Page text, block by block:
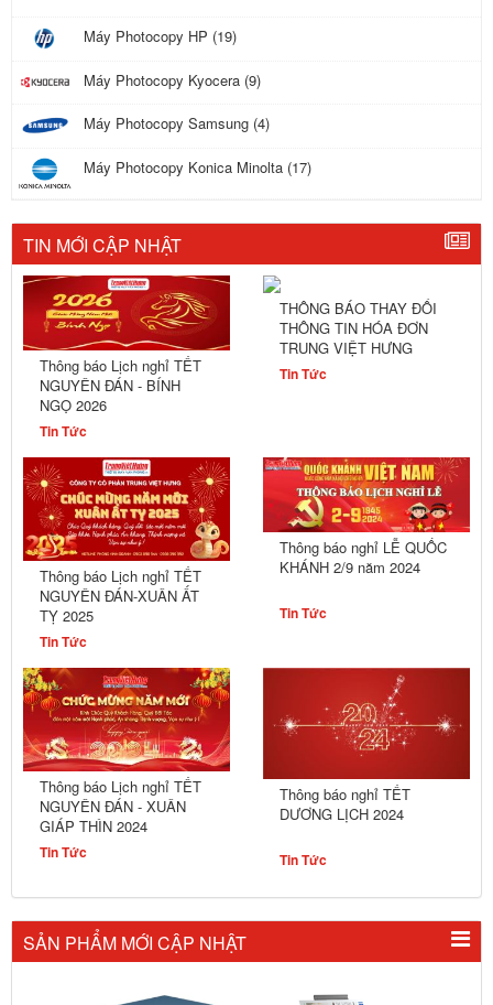
Máy Photocopy HP (19)
Máy Photocopy Kyocera (9)
Máy Photocopy Samsung (4)
Máy Photocopy Konica Minolta (17)
TIN MỚI CẬP NHẬT
Thông báo Lịch nghỉ TẾT
NGUYÊN ĐÁN - BÍNH
NGỌ 2026
Tin Tức
THÔNG BÁO THAY ĐỔI
THÔNG TIN HÓA ĐƠN
TRUNG VIỆT HƯNG
Tin Tức
Thông báo Lịch nghỉ TẾT
NGUYÊN ĐÁN-XUÂN ẤT
TỴ 2025
Tin Tức
Thông báo nghỉ LỄ QUỐC
KHÁNH 2/9 năm 2024
Tin Tức
Thông báo Lịch nghỉ TẾT
NGUYÊN ĐÁN - XUÂN
GIÁP THÌN 2024
Tin Tức
Thông báo nghỉ TẾT
DƯƠNG LỊCH 2024
Tin Tức
SẢN PHẨM MỚI CẬP NHẬT